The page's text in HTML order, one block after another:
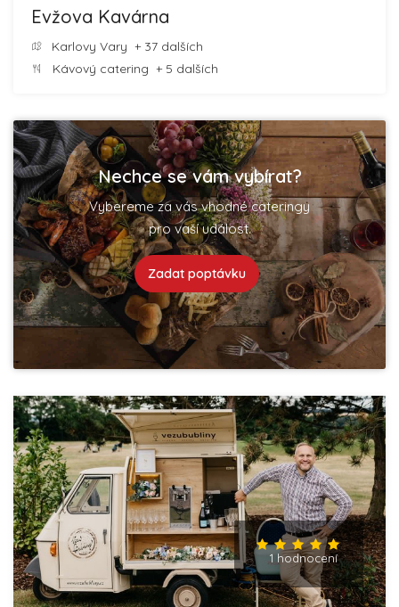
Evžova Kavárna
Karlovy Vary + 37 dalších
Kávový catering + 5 dalších
Nechce se vám vybírat?
Vybereme za vás vhodné cateringy
pro vaší událost.
Zadat poptávku
1 hodnocení